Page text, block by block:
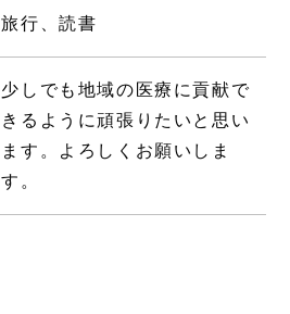
旅行、読書
少しでも地域の医療に貢献で
きるように頑張りたいと思い
ます。よろしくお願いしま
す。